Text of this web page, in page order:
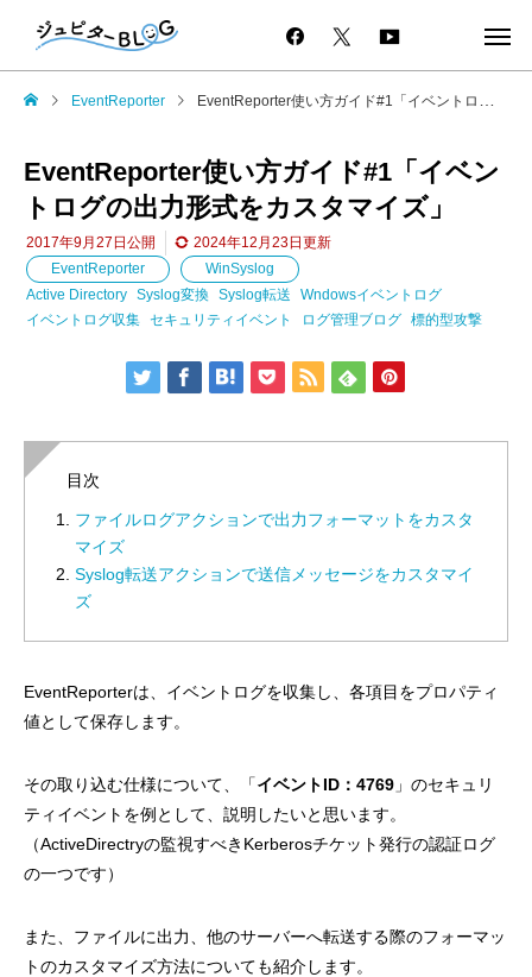
EventReporter EventReporter使い方ガイド#1「イベントログの出力形式をカスタマイズ」
EventReporter使い方ガイド#1「イベン
トログの出力形式をカスタマイズ」
2017年9月27日 公開 2024年12月23日 更新
EventReporter
WinSyslog
Active Directory Syslog変換 Syslog転送
Wndowsイベントログ
イベントログ収集 セキュリティイベント ログ管理ブログ 標的型攻撃
目次
ファイルログアクションで出力フォーマットをカスタ
マイズ
Syslog転送アクションで送信メッセージをカスタマイ
ズ
EventReporterは、イベントログを収集し、各項目をプロパティ
値として保存します。
その取り込む仕様について、「イベントID：4769 」のセキュリ
ティイベントを例として、説明したいと思います。
（ActiveDirectryの監視すべきKerberosチケット発行の認証ログ
の一つです）
また、ファイルに出力、他のサーバーへ転送する際のフォーマッ
トのカスタマイズ方法についても紹介します。